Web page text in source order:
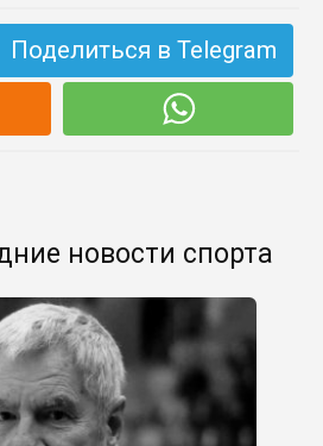
Поделиться в Telegram
новости спорта